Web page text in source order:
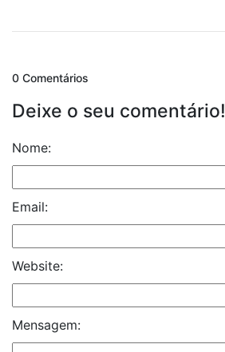
0 Comentários
Deixe o seu comentário!
Nome:
Email:
Website:
Mensagem: